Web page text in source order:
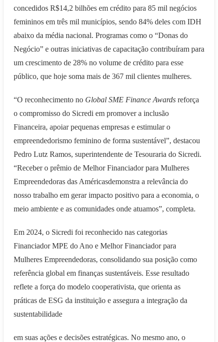
concedidos R$14,2 bilhões em crédito para 85 mil negócios
femininos em três mil municípios, sendo 84% deles com IDH
abaixo da média nacional. Programas como o “Donas do
Negócio” e outras iniciativas de capacitação contribuíram para
um crescimento de 28% no volume de crédito para esse
público, que hoje soma mais de 367 mil clientes mulheres.
“O reconhecimento no Global SME Finance Awards reforça
o compromisso do Sicredi em promover a inclusão
Financeira, apoiar pequenas empresas e estimular o
empreendedorismo feminino de forma sustentável”, destacou
Pedro Lutz Ramos, superintendente de Tesouraria do Sicredi.
“Receber o prêmio de Melhor Financiador para Mulheres
Empreendedoras das Américasdemonstra a relevância do
nosso trabalho em gerar impacto positivo para a economia, o
meio ambiente e as comunidades onde atuamos”, completa.
Em 2024, o Sicredi foi reconhecido nas categorias
Financiador MPE do Ano e Melhor Financiador para
Mulheres Empreendedoras, consolidando sua posição como
referência global em finanças sustentáveis. Esse resultado
reflete a força do modelo cooperativista, que orienta as
práticas de ESG da instituição e assegura a integração da
sustentabilidade
em suas ações e decisões estratégicas. No mesmo ano, o